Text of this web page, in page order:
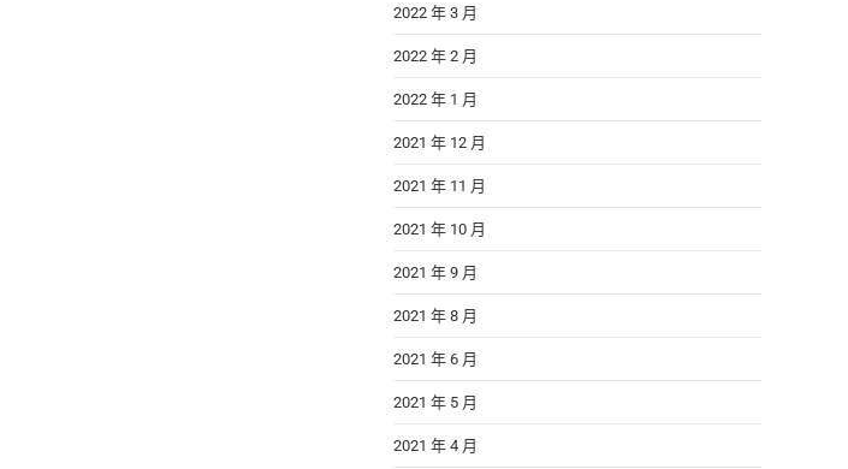
2022 年 3 月
2022 年 2 月
2022 年 1 月
2021 年 12 月
2021 年 11 月
2021 年 10 月
2021 年 9 月
2021 年 8 月
2021 年 6 月
2021 年 5 月
2021 年 4 月